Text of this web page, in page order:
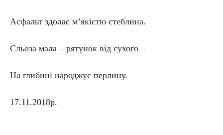
Асфальт здолає м’якістю стеблина.
Сльоза мала – рятунок від сухого –
На глибині народжує перлину.
17.11.2018р.